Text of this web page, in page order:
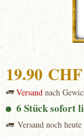
19.90 CHF
Versandnach
6 Stück sofort
Versand noch